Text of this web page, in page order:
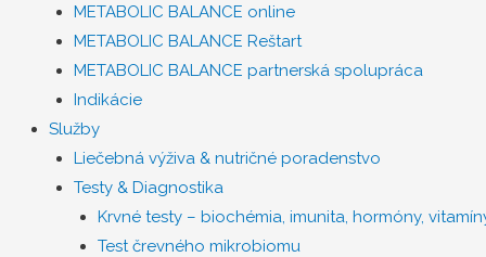
METABOLIC BALANCE online
METABOLIC BALANCE Reštart
METABOLIC BALANCE partnerská spolupráca
Indikácie
Služby
Liečebná výživa & nutričné poradenstvo
Testy & Diagnostika
Krvné testy – biochémia, imunita, hormóny,
Test črevného mikrobiomu